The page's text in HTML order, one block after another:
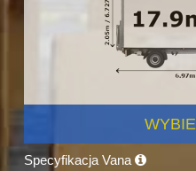
Specyfikacja Vana